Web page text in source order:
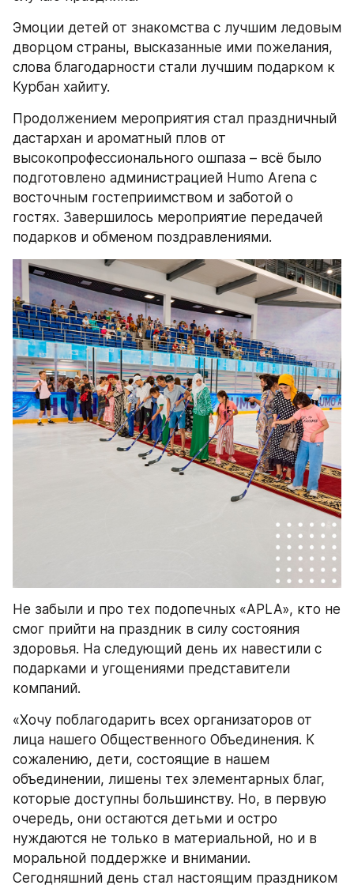
Эмоции детей от знакомства с лучшим ледовым
дворцом страны, высказанные ими пожелания,
слова благодарности стали лучшим подарком к
Курбан хайиту.
Продолжением мероприятия стал праздничный
дастархан и ароматный плов от
высокопрофессионального ошпаза – всё было
подготовлено администрацией Humo Arenа с
восточным гостеприимством и заботой о
гостях. Завершилось мероприятие передачей
подарков и обменом поздравлениями.
Не забыли и про тех подопечных «APLA», кто не
смог прийти на праздник в силу состояния
здоровья. На следующий день их навестили с
подарками и угощениями представители
компаний.
«Хочу поблагодарить всех организаторов от
лица нашего Общественного Объединения. К
сожалению, дети, состоящие в нашем
объединении, лишены тех элементарных благ,
которые доступны большинству. Но, в первую
очередь, они остаются детьми и остро
нуждаются не только в материальной, но и в
моральной поддержке и внимании.
Сегодняшний день стал настоящим праздником